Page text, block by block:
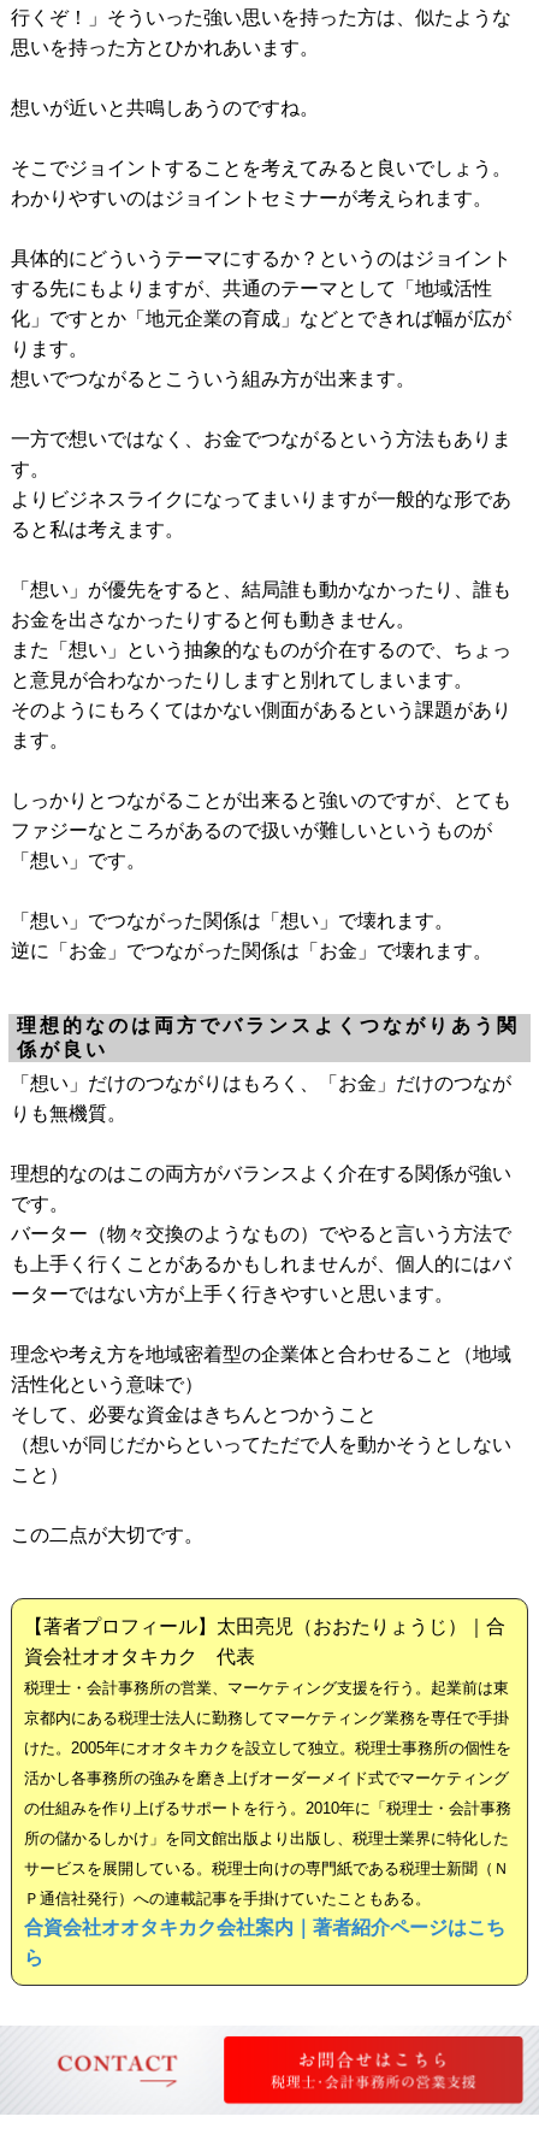
行くぞ！」そういった強い思いを持った方は、似たような
思いを持った方とひかれあいます。
想いが近いと共鳴しあうのですね。
そこでジョイントすることを考えてみると良いでしょう。
わかりやすいのはジョイントセミナーが考えられます。
具体的にどういうテーマにするか？というのはジョイント
する先にもよりますが、共通のテーマとして「地域活性
化」ですとか「地元企業の育成」などとできれば幅が広が
ります。
想いでつながるとこういう組み方が出来ます。
一方で想いではなく、お金でつながるという方法もありま
す。
よりビジネスライクになってまいりますが一般的な形であ
ると私は考えます。
「想い」が優先をすると、結局誰も動かなかったり、誰も
お金を出さなかったりすると何も動きません。
また「想い」という抽象的なものが介在するので、ちょっ
と意見が合わなかったりしますと別れてしまいます。
そのようにもろくてはかない側面があるという課題があり
ます。
しっかりとつながることが出来ると強いのですが、とても
ファジーなところがあるので扱いが難しいというものが
「想い」です。
「想い」でつながった関係は「想い」で壊れます。
逆に「お金」でつながった関係は「お金」で壊れます。
理想的なのは両方でバランスよくつながりあう関
係が良い
「想い」だけのつながりはもろく、「お金」だけのつなが
りも無機質。
理想的なのはこの両方がバランスよく介在する関係が強い
です。
バーター（物々交換のようなもの）でやると言いう方法で
も上手く行くことがあるかもしれませんが、個人的にはバ
ーターではない方が上手く行きやすいと思います。
理念や考え方を地域密着型の企業体と合わせること（地域
活性化という意味で）
そして、必要な資金はきちんとつかうこと
（想いが同じだからといってただで人を動かそうとしない
こと）
この二点が大切です。
【著者プロフィール】太田亮児（おおたりょうじ）｜合
資会社オオタキカク 代表
税理士・会計事務所の営業、マーケティング支援を行う。起業前は東
京都内にある税理士法人に勤務してマーケティング業務を専任で手掛
けた。2005年にオオタキカクを設立して独立。税理士事務所の個性を
活かし各事務所の強みを磨き上げオーダーメイド式でマーケティング
の仕組みを作り上げるサポートを行う。2010年に「税理士・会計事務
所の儲かるしかけ」を同文館出版より出版し、税理士業界に特化した
サービスを展開している。税理士向けの専門紙である税理士新聞（Ｎ
Ｐ通信社発行）への連載記事を手掛けていたこともある。
合資会社オオタキカク会社案内｜著者紹介ページはこち
ら